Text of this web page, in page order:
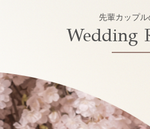
先輩カップル
Wedding